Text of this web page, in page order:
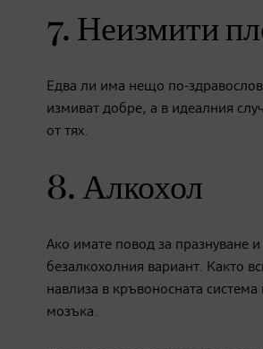
7. Неизмити
Едва ли има нещо по-
измиват добре, а в идеалния
от тях.
8. Алкохол
Ако имате повод за празнуване
безалкохолния вариант. Както
навлиза в кръвоносната
мозъка.